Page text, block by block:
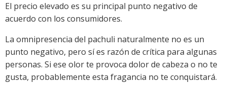
El precio elevado es su principal punto negativo de
acuerdo con los consumidores.
La omnipresencia del pachuli naturalmente no es un
punto negativo, pero sí es razón de crítica para algunas
personas. Si ese olor te provoca dolor de cabeza o no te
gusta, probablemente esta fragancia no te conquistará.